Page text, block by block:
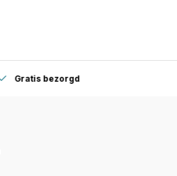
Gratis bezorgd